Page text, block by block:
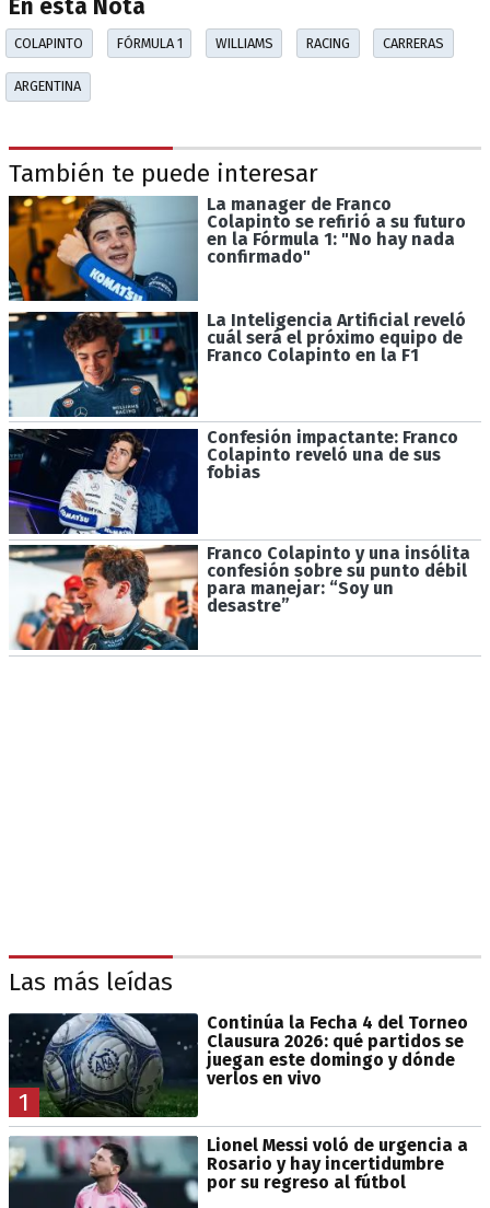
En esta Nota
COLAPINTO FÓRMULA 1 WILLIAMS RACING CARRERAS
ARGENTINA
También te puede interesar
La manager de Franco
Colapinto se refirió a su futuro
en la Fórmula 1: "No hay nada
confirmado"
La Inteligencia Artificial reveló
cuál será el próximo equipo de
Franco Colapinto en la F1
Confesión impactante: Franco
Colapinto reveló una de sus
fobias
Franco Colapinto y una insólita
confesión sobre su punto débil
para manejar: “Soy un
desastre”
Las más leídas
1
Continúa la Fecha 4 del Torneo
Clausura 2026: qué partidos se
juegan este domingo y dónde
verlos en vivo
Lionel Messi voló de urgencia a
Rosario y hay incertidumbre
por su regreso al fútbol